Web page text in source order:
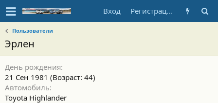
Вход Регистрация
Пользователи
Эрлен
День рождения
21 Сен 1981 (Возраст: 44)
Автомобиль
Toyota Highlander